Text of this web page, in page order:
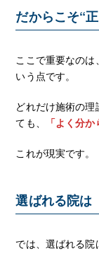
だからこそ“
ここで重要なのは、
いう点です。
どれだけ施術の
ても、
「よく分
これが現実です。
選ばれる院は
では、選ばれる院